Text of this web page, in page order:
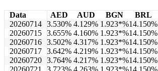
Data AED AUD BGN BRL
20260714
3.530% 4.129% 1.923*%14.150%
20260715
3.655% 4.160% 1.923*%14.150%
20260716
3.502% 4.317% 1.923*%14.150%
20260717
3.642% 4.219% 1.923*%14.150%
20260720
3.764% 4.217% 1.923*%14.150%
20260721
3.723% 4.263% 1.923*%14.150%